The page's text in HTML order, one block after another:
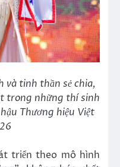
và tinh thần sẻ chia,
trong những thí sinh
Thương hiệu Việt
triển theo mô hình